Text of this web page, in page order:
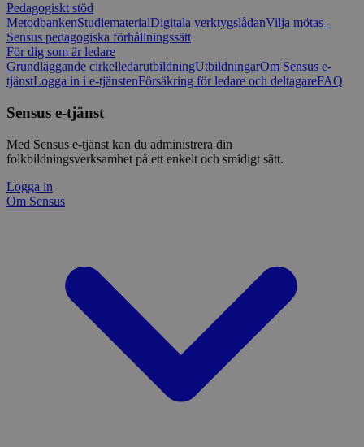
Pedagogiskt stöd
MetodbankenStudiematerialDigitala verktygslådanVilja mötas -
Sensus pedagogiska förhållningssätt
För dig som är ledare
Grundläggande cirkelledarutbildningUtbildningarOm Sensus e-
tjänstLogga in i e-tjänstenFörsäkring för ledare och deltagareFAQ
Sensus e-tjänst
Med Sensus e-tjänst kan du administrera din
folkbildningsverksamhet på ett enkelt och smidigt sätt.
Logga in
Om Sensus